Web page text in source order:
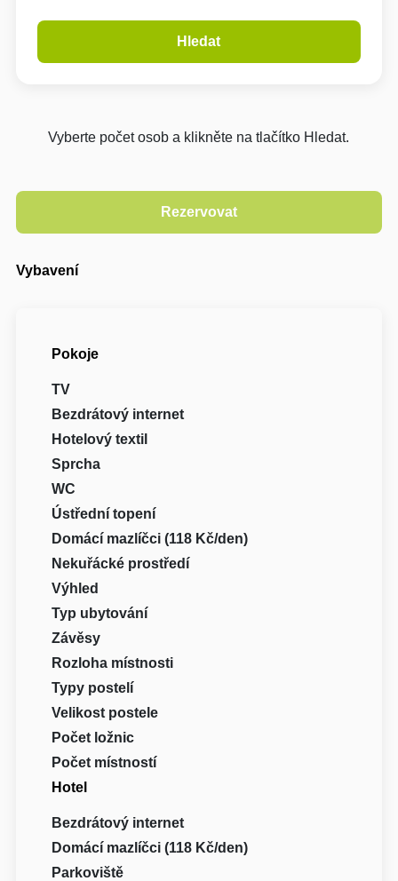
Hledat
Vyberte počet osob a klikněte na tlačítko Hledat.
Vybavení
Pokoje
TV
Bezdrátový internet
Hotelový textil
Sprcha
WC
Ústřední topení
Domácí mazlíčci (118 Kč/den)
Nekuřácké prostředí
Výhled
Typ ubytování
Závěsy
Rozloha místnosti
Typy postelí
Velikost postele
Počet ložnic
Počet místností
Hotel
Bezdrátový internet
Domácí mazlíčci (118 Kč/den)
Parkoviště